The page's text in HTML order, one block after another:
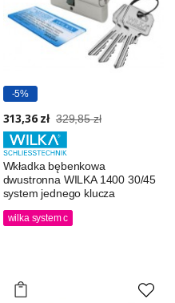
-5%
313,36 zł 329,85 zł
Wkładka bębenkowa
dwustronna WILKA 1400 30/45
system jednego klucza
wilka system c